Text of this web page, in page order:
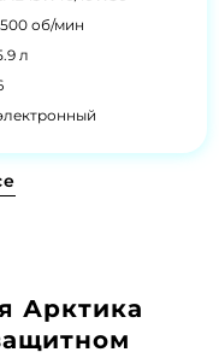
об/мин
л
Арктика